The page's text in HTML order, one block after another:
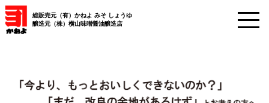
総販売元（有）かねよ みそ しょうゆ
醸造元（株）横山味噌醤油醸造店